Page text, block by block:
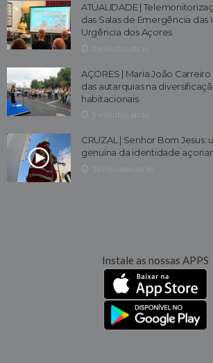
ATUALIDADE |
das Salas de Emergência das
Urgência dos Açores
AÇORES | Maria João
das autarquias na
habitacionais
CRUZAL | Senhor Bom Jesus:
genuína da identidade
Instale as nossas APPS